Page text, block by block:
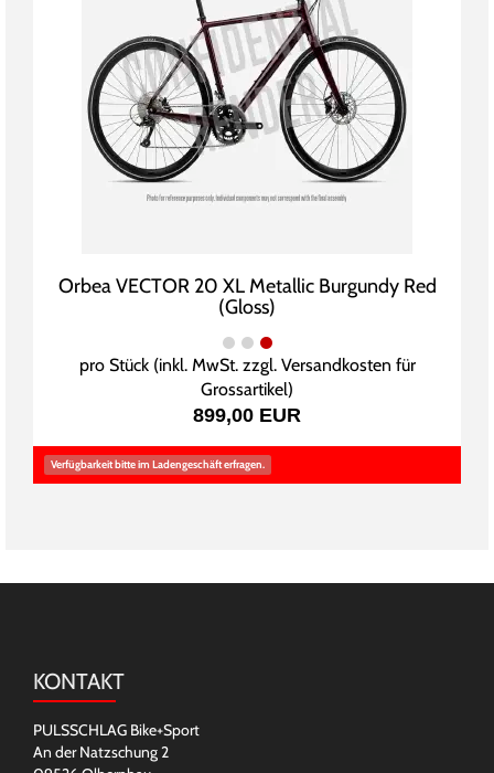
Orbea VECTOR 20 XL Metallic Burgundy Red
(Gloss)
pro Stück (inkl. MwSt. zzgl. Versandkosten für
Grossartikel)
899,00 EUR
Verfügbarkeit bitte im Ladengeschäft erfragen.
KONTAKT
PULSSCHLAG Bike+Sport
An der Natzschung 2